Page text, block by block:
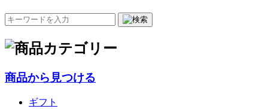
商品から見つける
ギフト